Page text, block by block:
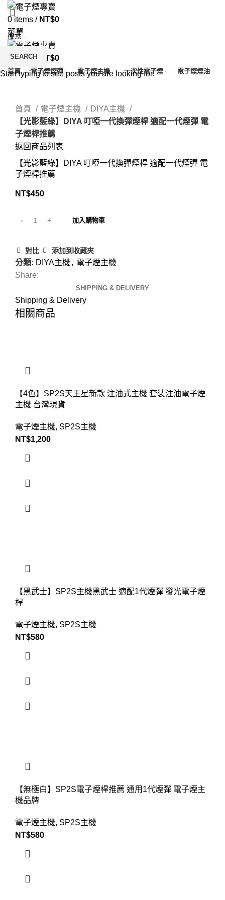
0 items / NT$0
菜單
0items / NT$0
首頁 電子煙煙彈 電子煙主機 一次性電子煙 電子煙煙油
首頁
電子煙主機
DIYA主機
【光影藍綠】DIYA 叮啞一代換彈煙桿 適配一代煙彈 電
子煙桿推薦
返回商品列表
【光影藍綠】DIYA 叮啞一代換彈煙桿 適配一代煙彈 電
子煙桿推薦
NT$450
加入購物車
對比 添加到收藏夾
分類: DIYA主機 , 電子煙主機
Share:
SHIPPING & DELIVERY
Shipping & Delivery
相關商品
【4色】SP2S天王星新款 注油式主機 套裝注油電子煙
主機 台灣現貨
電子煙主機, SP2S主機
NT$1,200
【黑武士】SP2S主機黑武士 適配1代煙彈 發光電子煙
桿
電子煙主機, SP2S主機
NT$580
【無極白】SP2S電子煙桿推薦 通用1代煙彈 電子煙主
機品牌
電子煙主機, SP2S主機
NT$580
SEARCH
Start typing to see posts you are looking for.